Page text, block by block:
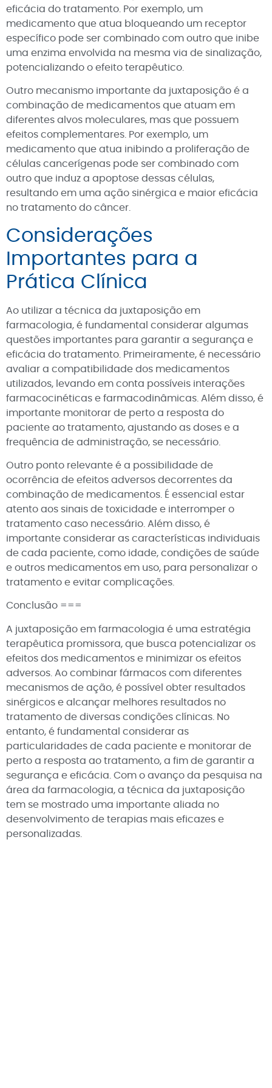
eficácia do tratamento. Por exemplo, um
medicamento que atua bloqueando um receptor
específico pode ser combinado com outro que inibe
uma enzima envolvida na mesma via de sinalização,
potencializando o efeito terapêutico.
Outro mecanismo importante da juxtaposição é a
combinação de medicamentos que atuam em
diferentes alvos moleculares, mas que possuem
efeitos complementares. Por exemplo, um
medicamento que atua inibindo a proliferação de
células cancerígenas pode ser combinado com
outro que induz a apoptose dessas células,
resultando em uma ação sinérgica e maior eficácia
no tratamento do câncer.
Considerações
Importantes para a
Prática Clínica
Ao utilizar a técnica da juxtaposição em
farmacologia, é fundamental considerar algumas
questões importantes para garantir a segurança e
eficácia do tratamento. Primeiramente, é necessário
avaliar a compatibilidade dos medicamentos
utilizados, levando em conta possíveis interações
farmacocinéticas e farmacodinâmicas. Além disso, é
importante monitorar de perto a resposta do
paciente ao tratamento, ajustando as doses e a
frequência de administração, se necessário.
Outro ponto relevante é a possibilidade de
ocorrência de efeitos adversos decorrentes da
combinação de medicamentos. É essencial estar
atento aos sinais de toxicidade e interromper o
tratamento caso necessário. Além disso, é
importante considerar as características individuais
de cada paciente, como idade, condições de saúde
e outros medicamentos em uso, para personalizar o
tratamento e evitar complicações.
Conclusão ===
A juxtaposição em farmacologia é uma estratégia
terapêutica promissora, que busca potencializar os
efeitos dos medicamentos e minimizar os efeitos
adversos. Ao combinar fármacos com diferentes
mecanismos de ação, é possível obter resultados
sinérgicos e alcançar melhores resultados no
tratamento de diversas condições clínicas. No
entanto, é fundamental considerar as
particularidades de cada paciente e monitorar de
perto a resposta ao tratamento, a fim de garantir a
segurança e eficácia. Com o avanço da pesquisa na
área da farmacologia, a técnica da juxtaposição
tem se mostrado uma importante aliada no
desenvolvimento de terapias mais eficazes e
personalizadas.